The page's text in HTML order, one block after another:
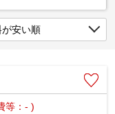
等：- )